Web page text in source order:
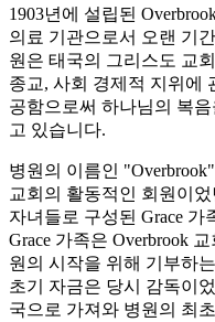
1903년에 설립된
의료 기관으로서 오랜 기
원은 태국의 그리스도 교
종교, 사회 경제적 지위에
공함으로써 하나님의 복
고 있습니다.
병원의 이름인
교회의 활동적인 회원이었
자녀들로 구성된 Grace
Grace 가족은 Overbrook
원의 시작을 위해 기부하
초기 자금은 당시 감독이
국으로 가져와 병원의 최